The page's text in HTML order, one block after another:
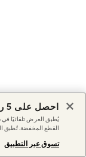
Shop
Styles
T-Shirts
Kaftans
Sandals
Swimwear
احصل على 5 ر.ع خصم على أول طلب عبر التطبيق
القطع المخفضة. تُطبق
تسوق عبر التطبيق